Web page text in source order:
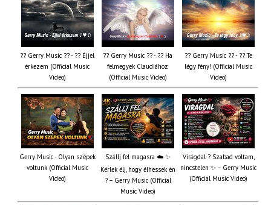
?? Gerry Music ?? - ?? Éjjel
érkezem (Official Music
Video)
?? Gerry Music ?? - ?? Ha
felmegyek Claudiához
(Official Music Video)
?? Gerry Music ?? - ?? Te
légy fény! (Official Music
Video)
Gerry Music - Olyan szépek
voltunk (Official Music
Video)
Szállj fel magasra ☁️ ✨
Kérlek élj, hogy élhessek én
? – Gerry Music (Official
Music Video)
Virágdal ? Szabad voltam,
nincstelen ✨ – Gerry Music
(Official Music Video)